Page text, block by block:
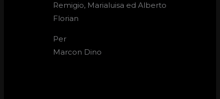
Remigio, Marialuisa ed Alberto
Florian
Per
Marcon Dino